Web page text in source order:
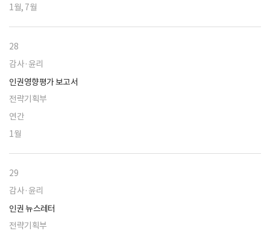
1월, 7월
28
감사·윤리
인권영향평가 보고서
전략기획부
연간
1월
29
감사·윤리
인권 뉴스레터
전략기획부